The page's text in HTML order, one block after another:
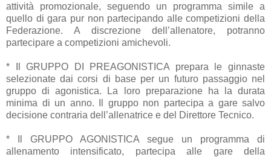
attività promozionale, seguendo un programma simile a
quello di gara pur non partecipando alle competizioni della
Federazione. A discrezione dell’allenatore, potranno
partecipare a competizioni amichevoli.
* Il GRUPPO DI PREAGONISTICA prepara le ginnaste
selezionate dai corsi di base per un futuro passaggio nel
gruppo di agonistica. La loro preparazione ha la durata
minima di un anno. Il gruppo non partecipa a gare salvo
decisione contraria dell’allenatrice e del Direttore Tecnico.
* Il GRUPPO AGONISTICA segue un programma di
allenamento intensificato, partecipa alle gare della